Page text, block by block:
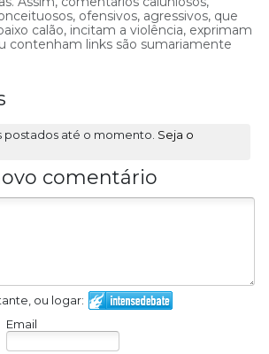
ofensivos, agressivos, que
calão, incitam a violência, exprimam
contenham links são sumariamente
postados até o momento. Seja o
comentário
ou logar:
Email